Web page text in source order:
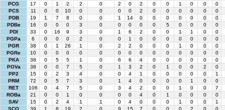
PCG
17 0 1 2 2 0 2 0 2 0 0 1 0 0
0
PCS
11 0 0 10 0 0 0 0 2 0 0 0 0 0
0
PDB
19 1 7 8 0 0 1 14 0 0 0 0 0 0
0
PDBe
16 0 0 0 3 0 0 0 0 0 5 0 0 0
0
PDI
33 0 16 9 3 0 1 6 2 0 0 1 1 0
0
PGPa
6 0 0 0 2 0 0 1 0 0 0 0 0 0
0
PGR
38 0 1 26 1 0 2 2 0 0 0 1 0 0
0
PGRe
10 0 0 0 0 0 0 0 0 0 0 0 0 0
0
PKA
38 0 5 5 1 0 6 6 4 0 0 0 0 0
0
POVa
38 0 0 7 5 0 1 3 2 0 1 0 0 2
0
PP2
15 0 2 3 4 0 0 4 1 0 0 0 0 0
1
PRM
72 0 5 7 3 0 1 4 0 0 0 0 1 0
0
RET
106 0 4 7 5 0 3 4 2 0 0 1 0 0
7
ROBa
21 0 0 1 0 0 0 0 4 0 1 0 0 0
0
SAV
15 0 2 4 1 1 0 4 0 0 0 1 0 0
1
SCO
39 1 8 19 2 0 9 15 7 0 0 0 2 0 0